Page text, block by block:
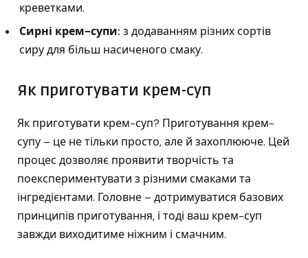
креветками.
Сирні крем-супи: з додаванням різних сортів
сиру для більш насиченого смаку.
Як приготувати крем-суп
Як приготувати крем-суп? Приготування крем-
супу – це не тільки просто, але й захоплююче. Цей
процес дозволяє проявити творчість та
поекспериментувати з різними смаками та
інгредієнтами. Головне – дотримуватися базових
принципів приготування, і тоді ваш крем-суп
завжди виходитиме ніжним і смачним.